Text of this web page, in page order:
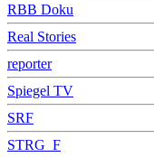
RBB Doku
Real Stories
reporter
Spiegel TV
SRF
STRG_F